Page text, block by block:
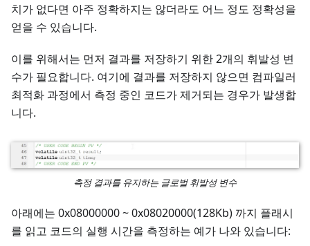
치가 없다면 아주 정확하지는 않더라도 어느 정도 정확성을
얻을 수 있습니다.
이를 위해서는 먼저 결과를 저장하기 위한 2개의 휘발성 변
수가 필요합니다. 여기에 결과를 저장하지 않으면 컴파일러
최적화 과정에서 측정 중인 코드가 제거되는 경우가 발생합
니다.
측정 결과를 유지하는 글로벌 휘발성 변수
아래에는 0x08000000 ~ 0x08020000(128Kb) 까지 플래시
를 읽고 코드의 실행 시간을 측정하는 예가 나와 있습니다: